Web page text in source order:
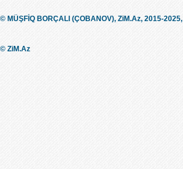
© MÜŞFİQ BORÇALI (ÇOBANOV), ZiM.Az, 2015-2025,
© ZiM.Az